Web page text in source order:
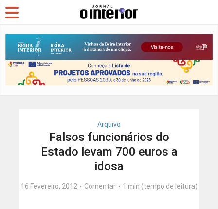
Arquivo
Falsos funcionários do
Estado levam 700 euros a
idosa
16 Fevereiro, 2012 Comentar 1 min (tempo de leitura)